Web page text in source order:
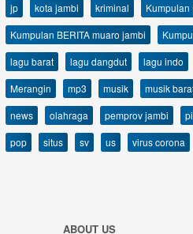
jp
kota jambi kriminal
Kumpulan
Kumpulan BERITA muaro jambi
lagu barat
lagu dangdut lagu indo
Merangin
mp3 musik musik
news
olahraga pemprov jambi
pop
situs sv us virus corona
ABOUT US